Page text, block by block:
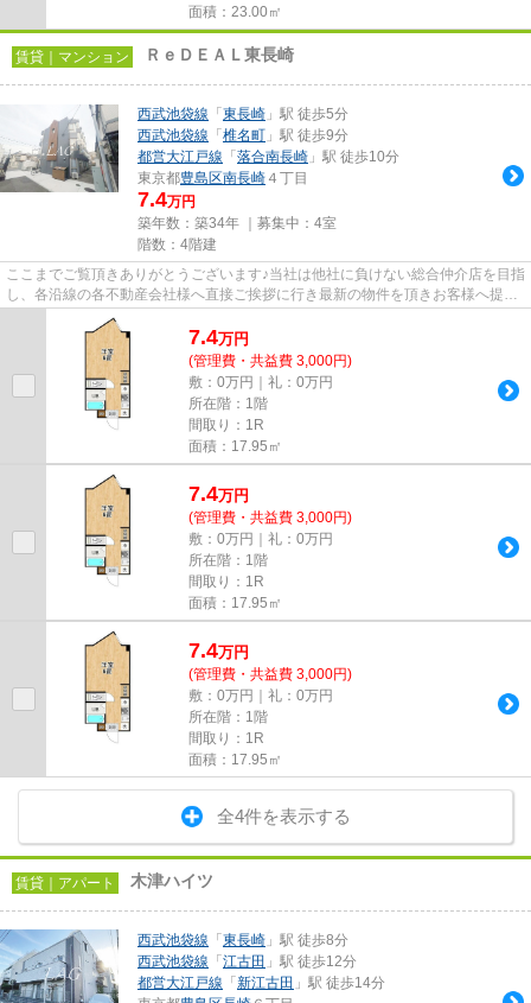
面積：23.00㎡
賃貸｜マンション ＲｅＤＥＡＬ東長崎
西武池袋線 「 東長崎 」駅 徒歩5分
西武池袋線 「 椎名町 」駅 徒歩9分
都営大江戸線 「 落合南長崎 」駅 徒歩10分
東京都豊島区南長崎 ４丁目
7.4万円
築年数：築34年 ｜募集中： 4室
階数：4階建
ここまでご覧頂きありがとうございます♪当社は他社に負けない総合仲介店を目指
し、各沿線の各不動産会社様へ直接ご挨拶に行き最新の物件を頂きお客様へ提供
しております！最新の情報は...
7.4万円
(管理費・共益費 3,000円)
敷：0万円｜礼：0万円
所在階：1階
間取り：1R
面積：17.95㎡
7.4万円
(管理費・共益費 3,000円)
敷：0万円｜礼：0万円
所在階：1階
間取り：1R
面積：17.95㎡
7.4万円
(管理費・共益費 3,000円)
敷：0万円｜礼：0万円
所在階：1階
間取り：1R
面積：17.95㎡
全4件を表示する
賃貸｜アパート 木津ハイツ
西武池袋線 「 東長崎 」駅 徒歩8分
西武池袋線 「 江古田 」駅 徒歩12分
都営大江戸線 「 新江古田 」駅 徒歩14分